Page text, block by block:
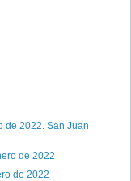
de 2022. San Juan
de 2022
de 2022